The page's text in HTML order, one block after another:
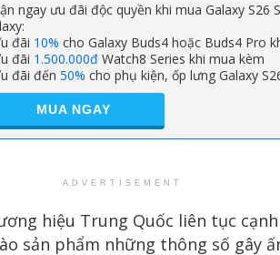
ngay ưu đãi độc quyền khi mua Galaxy S26
đãi 10% cho Galaxy Buds4 hoặc Buds4 Pro
đãi 1.500.000đ Watch8 Series khi mua kèm
đãi đến 50% cho phụ kiện, ốp lưng Galaxy
MUA NGAY
ADVERTISEMENT
hiệu Trung Quốc liên tục
sản phẩm những thông số gây